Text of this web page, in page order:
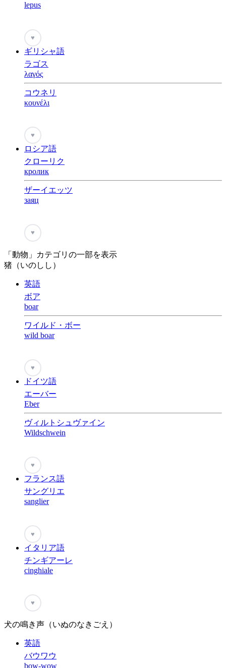
lepus
♥
ギリシャ語
ラゴス
λαγός
コウネリ
κουνέλι
♥
ロシア語
クローリク
кролик
ザーイエッツ
заяц
♥
「動物」カテゴリの一部を表示
猪（いのしし）
英語
ボア
boar
ワイルド・ボー
wild boar
♥
ドイツ語
エーバー
Eber
ヴィルトシュヴァイン
Wildschwein
♥
フランス語
サングリエ
sanglier
♥
イタリア語
チンギアーレ
cinghiale
♥
犬の鳴き声（いぬのなきごえ）
英語
バウワウ
bow-wow